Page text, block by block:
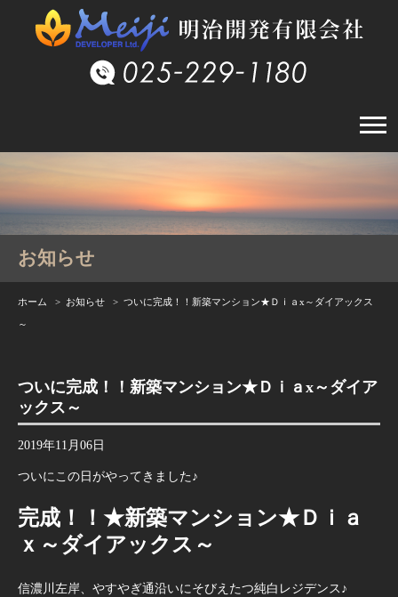
お知らせ
ホーム > お知らせ > ついに完成！！新築マンション★Ｄｉａx～ダイアックス
～
ついに完成！！新築マンション★Ｄｉａx～ダイア
ックス～
2019年11月06日
ついにこの日がやってきました♪
完成！！★新築マンション★Ｄｉａ
ｘ～ダイアックス～
信濃川左岸、やすやぎ通沿いにそびえたつ純白レジデンス♪